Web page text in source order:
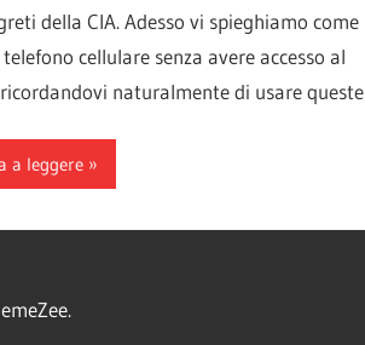
della CIA. Adesso vi spieghiamo come
cellulare senza avere accesso al
naturalmente di usare queste
a leggere